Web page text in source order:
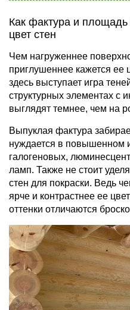
Как фактура и площадь
цвет стен
Чем нагруженнее
приглушеннее кажется ее
здесь выступает игра
структурных элементах с
выглядят темнее, чем на
Выпуклая фактура
нуждается в повышенном
галогеновых,
ламп. Также не стоит
стен для покраски. Ведь
ярче и контрастнее ее
оттенки отличаются